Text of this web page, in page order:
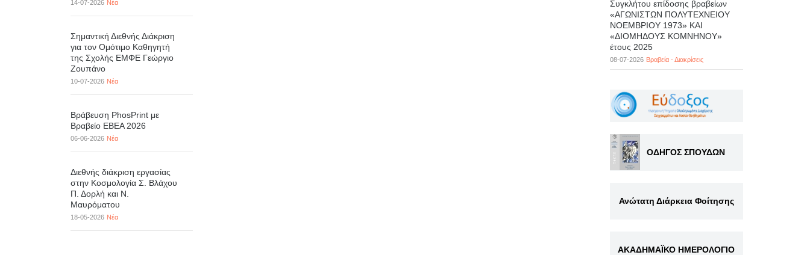
14-07-2026 Νέα
Σημαντική Διεθνής Διάκριση
για τον Ομότιμο Καθηγητή
της Σχολής ΕΜΦΕ Γεώργιο
Ζουπάνο
10-07-2026 Νέα
Βράβευση PhosPrint με
Βραβείο ΕΒΕΑ 2026
06-06-2026 Νέα
Διεθνής διάκριση εργασίας
στην Κοσμολογία Σ. Βλάχου
Π. Δορλή και Ν.
Μαυρόματου
18-05-2026 Νέα
Συγκλήτου επίδοσης βραβείων
«ΑΓΩΝΙΣΤΩΝ ΠΟΛΥΤΕΧΝΕΙΟΥ
ΝΟΕΜΒΡΙΟΥ 1973» ΚΑΙ
«ΔΙΟΜΗΔΟΥΣ ΚΟΜΝΗΝΟΥ»
έτους 2025
08-07-2026 Βραβεία - Διακρίσεις
ΟΔΗΓΟΣ ΣΠΟΥΔΩΝ
Ανώτατη Διάρκεια Φοίτησης
ΑΚΑΔΗΜΑΪΚΟ ΗΜΕΡΟΛΟΓΙΟ